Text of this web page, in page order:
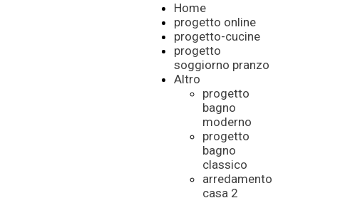
Home
progetto online
progetto-cucine
progetto
soggiorno pranzo
Altro
progetto
bagno
moderno
progetto
bagno
classico
arredamento
casa 2